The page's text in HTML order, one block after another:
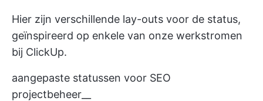
Hier zijn verschillende lay-outs voor de status,
geïnspireerd op enkele van onze werkstromen
bij ClickUp.
aangepaste statussen voor SEO
projectbeheer__